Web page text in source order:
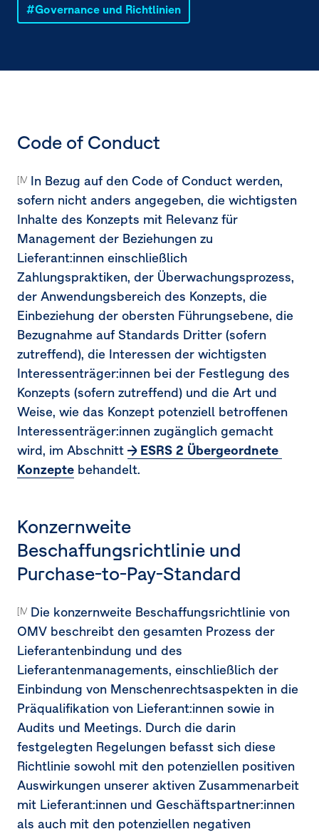
Governance und Richtlinien
Code of Conduct
[MDR-P-65a–65f]
In Bezug auf den Code of Conduct werden,
sofern nicht anders angegeben, die wichtigsten
Inhalte des Konzepts mit Relevanz für
Management der Beziehungen zu
Lieferant:innen einschließlich
Zahlungspraktiken, der Überwachungsprozess,
der Anwendungsbereich des Konzepts, die
Einbeziehung der obersten Führungsebene, die
Bezugnahme auf Standards Dritter (sofern
zutreffend), die Interessen der wichtigsten
Interessenträger:innen bei der Festlegung des
Konzepts (sofern zutreffend) und die Art und
Weise, wie das Konzept potenziell betroffenen
Interessenträger:innen zugänglich gemacht
wird, im Abschnitt
ESRS 2 Übergeordnete
Konzepte behandelt.
Konzernweite
Beschaffungsrichtlinie und
Purchase-to-Pay-Standard
[MDR-P-65a]
Die konzernweite Beschaffungsrichtlinie von
OMV beschreibt den gesamten Prozess der
Lieferantenbindung und des
Lieferantenmanagements, einschließlich der
Einbindung von Menschenrechtsaspekten in die
Präqualifikation von Lieferant:innen sowie in
Audits und Meetings. Durch die darin
festgelegten Regelungen befasst sich diese
Richtlinie sowohl mit den potenziellen positiven
Auswirkungen unserer aktiven Zusammenarbeit
mit Lieferant:innen und Geschäftspartner:innen
als auch mit den potenziellen negativen